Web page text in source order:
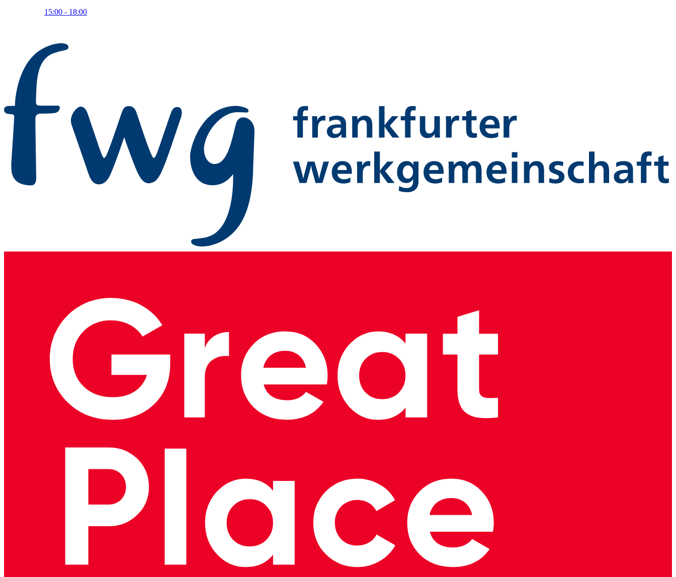
15:00 - 18:00